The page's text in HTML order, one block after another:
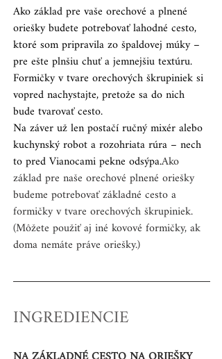
Ako základ pre vaše orechové a plnené
oriešky budete potrebovať lahodné cesto,
ktoré som pripravila zo špaldovej múky –
pre ešte plnšiu chuť a jemnejšiu textúru.
Formičky v tvare orechových škrupiniek si
vopred nachystajte, pretože sa do nich
bude tvarovať cesto.
Na záver už len postačí ručný mixér alebo
kuchynský robot a rozohriata rúra – nech
to pred Vianocami pekne odsýpa.Ako
základ pre naše orechové plnené oriešky
budeme potrebovať základné cesto a
formičky v tvare orechových škrupiniek.
(Môžete použiť aj iné kovové formičky, ak
doma nemáte práve oriešky.)
INGREDIENCIE